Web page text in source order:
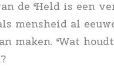
de Held is een
mensheid al
maken. Wat